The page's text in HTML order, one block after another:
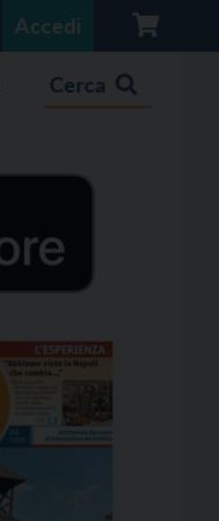
Accedi
Cerca